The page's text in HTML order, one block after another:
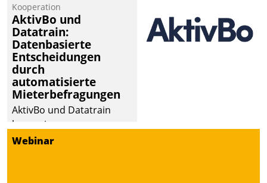
Kooperation
AktivBo und
Datatrain:
Datenbasierte
Entscheidungen
durch
automatisierte
Mieterbefragungen
AktivBo und Datatrain
kooperieren –
Immobilienunternehmen
Webinar